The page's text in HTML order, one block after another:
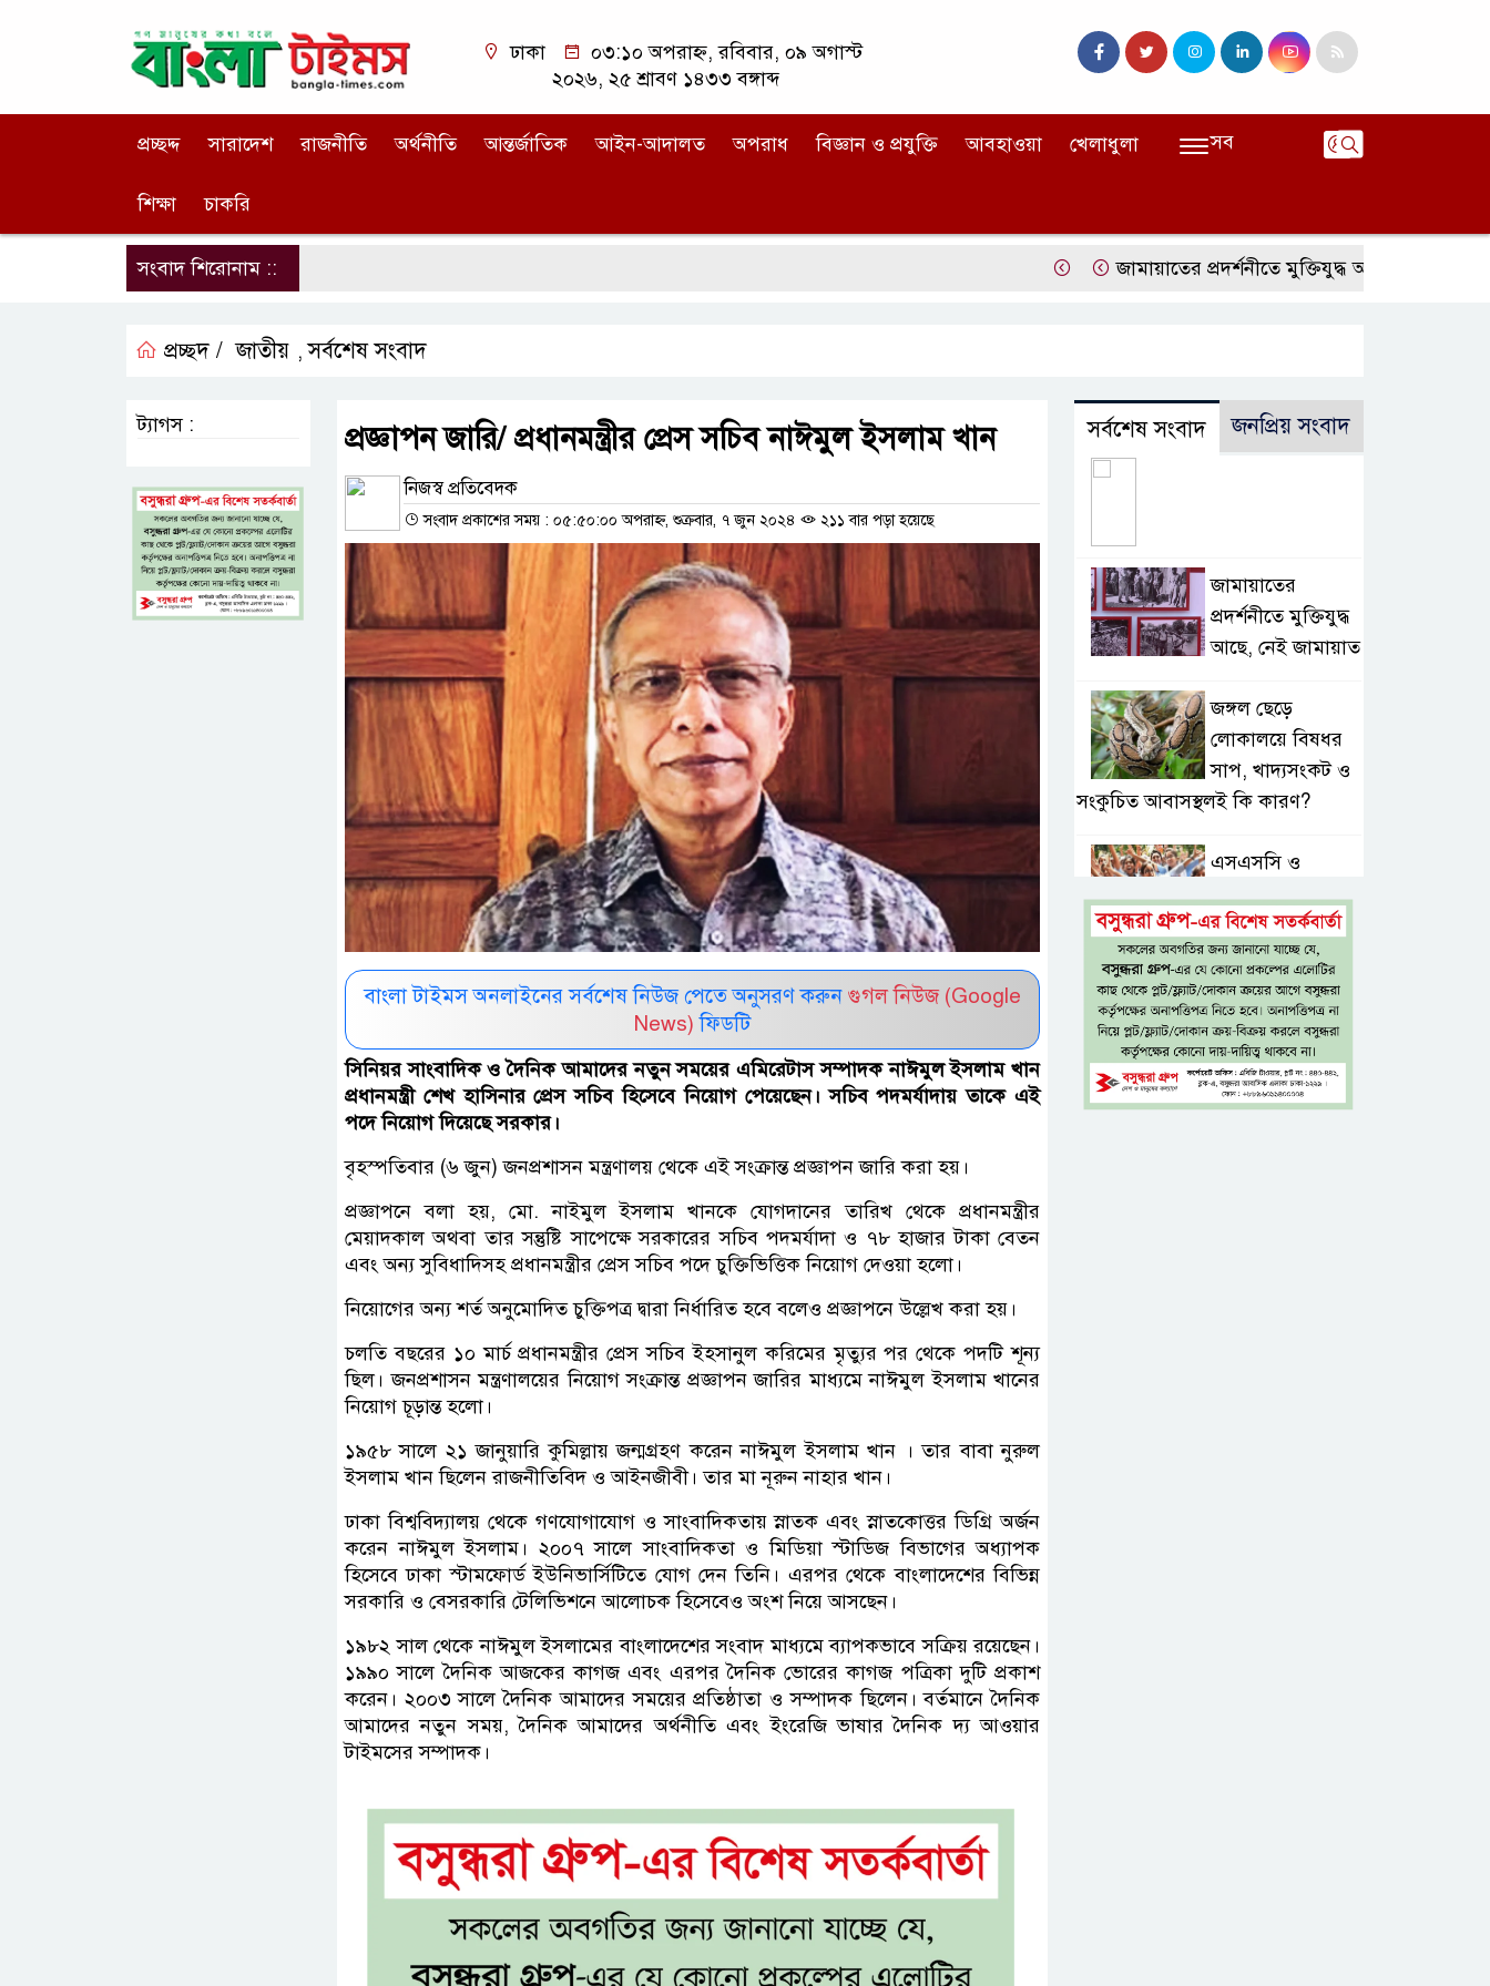
ঢাকা
০৩:১০ অপরাহ্ন, রবিবার, ০৯ অগাস্ট
২০২৬, ২৫ শ্রাবণ ১৪৩৩ বঙ্গাব্দ
প্রচ্ছদ্দ সারাদেশ রাজনীতি অর্থনীতি আন্তর্জাতিক আইন-আদালত অপরাধ বিজ্ঞান ও প্রযুক্তি আবহাওয়া খেলাধুলা
শিক্ষা চাকরি
সব
সংবাদ শিরোনাম :: জামায়াতের প্রদর্শনীতে মুক্তিযুদ্ধ আছে, নেই জামায়াত
প্রচ্ছদ / জাতীয় ,সর্বশেষ সংবাদ
প্রজ্ঞাপন জারি/ প্রধানমন্ত্রীর প্রেস সচিব নাঈমুল ইসলাম খান
নিজস্ব প্রতিবেদক
সংবাদ প্রকাশের সময় : ০৫:৫০:০০ অপরাহ্ন, শুক্রবার, ৭ জুন ২০২৪ ২১১ বার পড়া হয়েছে
বাংলা টাইমস অনলাইনের সর্বশেষ নিউজ পেতে অনুসরণ করুন গুগল নিউজ (Google
News) ফিডটি
সিনিয়র সাংবাদিক ও দৈনিক আমাদের নতুন সময়ের এমিরেটাস সম্পাদক নাঈমুল ইসলাম খান
প্রধানমন্ত্রী শেখ হাসিনার প্রেস সচিব হিসেবে নিয়োগ পেয়েছেন। সচিব পদমর্যাদায় তাকে এই
পদে নিয়োগ দিয়েছে সরকার।
বৃহস্পতিবার (৬ জুন) জনপ্রশাসন মন্ত্রণালয় থেকে এই সংক্রান্ত প্রজ্ঞাপন জারি করা হয়।
প্রজ্ঞাপনে বলা হয়, মো. নাইমুল ইসলাম খানকে যোগদানের তারিখ থেকে প্রধানমন্ত্রীর
মেয়াদকাল অথবা তার সন্তুষ্টি সাপেক্ষে সরকারের সচিব পদমর্যাদা ও ৭৮ হাজার টাকা বেতন
এবং অন্য সুবিধাদিসহ প্রধানমন্ত্রীর প্রেস সচিব পদে চুক্তিভিত্তিক নিয়োগ দেওয়া হলো।
নিয়োগের অন্য শর্ত অনুমোদিত চুক্তিপত্র দ্বারা নির্ধারিত হবে বলেও প্রজ্ঞাপনে উল্লেখ করা হয়।
চলতি বছরের ১০ মার্চ প্রধানমন্ত্রীর প্রেস সচিব ইহসানুল করিমের মৃত্যুর পর থেকে পদটি শূন্য
ছিল। জনপ্রশাসন মন্ত্রণালয়ের নিয়োগ সংক্রান্ত প্রজ্ঞাপন জারির মাধ্যমে নাঈমুল ইসলাম খানের
নিয়োগ চূড়ান্ত হলো।
১৯৫৮ সালে ২১ জানুয়ারি কুমিল্লায় জন্মগ্রহণ করেন নাঈমুল ইসলাম খান । তার বাবা নুরুল
ইসলাম খান ছিলেন রাজনীতিবিদ ও আইনজীবী। তার মা নূরুন নাহার খান।
ঢাকা বিশ্ববিদ্যালয় থেকে গণযোগাযোগ ও সাংবাদিকতায় স্নাতক এবং স্নাতকোত্তর ডিগ্রি অর্জন
করেন নাঈমুল ইসলাম। ২০০৭ সালে সাংবাদিকতা ও মিডিয়া স্টাডিজ বিভাগের অধ্যাপক
হিসেবে ঢাকা স্টামফোর্ড ইউনিভার্সিটিতে যোগ দেন তিনি। এরপর থেকে বাংলাদেশের বিভিন্ন
সরকারি ও বেসরকারি টেলিভিশনে আলোচক হিসেবেও অংশ নিয়ে আসছেন।
১৯৮২ সাল থেকে নাঈমুল ইসলামের বাংলাদেশের সংবাদ মাধ্যমে ব্যাপকভাবে সক্রিয় রয়েছেন।
১৯৯০ সালে দৈনিক আজকের কাগজ এবং এরপর দৈনিক ভোরের কাগজ পত্রিকা দুটি প্রকাশ
করেন। ২০০৩ সালে দৈনিক আমাদের সময়ের প্রতিষ্ঠাতা ও সম্পাদক ছিলেন। বর্তমানে দৈনিক
আমাদের নতুন সময়, দৈনিক আমাদের অর্থনীতি এবং ইংরেজি ভাষার দৈনিক দ্য আওয়ার
টাইমসের সম্পাদক।
ট্যাগস : সর্বশেষ সংবাদ জনপ্রিয় সংবাদ
জামায়াতের
প্রদর্শনীতে মুক্তিযুদ্ধ
আছে, নেই জামায়াত
জঙ্গল ছেড়ে
লোকালয়ে বিষধর
সাপ, খাদ্যসংকট ও
সংকুচিত আবাসস্থলই কি কারণ?
এসএসসি ও
সোমবার, জানা
যাবে ৩ উপায়ে
একই খাটে মা-
ছেলের লাশ, শিশুর
হাত-পা বাঁধা—
যশোরে রহস্যজনক মৃত্যু